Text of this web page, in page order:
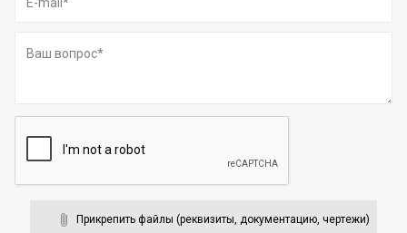
Прикрепить файлы (реквизиты, документацию, чертежи)